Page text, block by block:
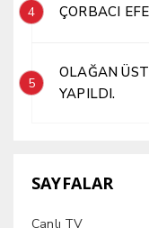
4 ÇORBACI
5
OLAĞAN
YAPILDI.
SAYFALAR
Canlı TV